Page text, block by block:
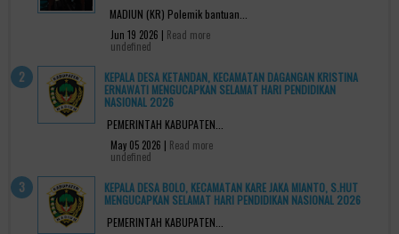
MADIUN (KR) Polemik bantuan...
Jun 19 2026 | Read more
undefined
KEPALA DESA KETANDAN, KECAMATAN DAGANGAN KRISTINA
ERNAWATI MENGUCAPKAN SELAMAT HARI PENDIDIKAN
NASIONAL 2026
PEMERINTAH KABUPATEN...
May 05 2026 | Read more
undefined
KEPALA DESA BOLO, KECAMATAN KARE JAKA MIANTO, S.HUT
MENGUCAPKAN SELAMAT HARI PENDIDIKAN NASIONAL 2026
PEMERINTAH KABUPATEN...